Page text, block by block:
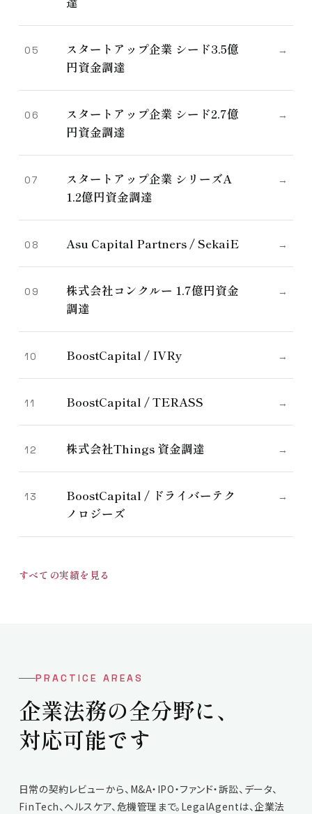
05
スタートアップ企業 シード3.5億
円資金調達
→
06
スタートアップ企業 シード2.7億
円資金調達
→
07
スタートアップ企業 シリーズA
1.2億円資金調達
→
08 Asu Capital Partners / SekaiE →
09
株式会社コンクルー 1.7億円資金
調達
→
10 BoostCapital / IVRy →
11 BoostCapital / TERASS →
12 株式会社Things 資金調達 →
13
BoostCapital / ドライバーテク
ノロジーズ
→
すべての実績を見る
PRACTICE AREAS
企業法務の全分野に、
対応可能です
日常の契約レビューから、M&A・IPO・ファンド・訴訟、データ、
FinTech、ヘルスケア、危機管理まで。LegalAgentは、企業法